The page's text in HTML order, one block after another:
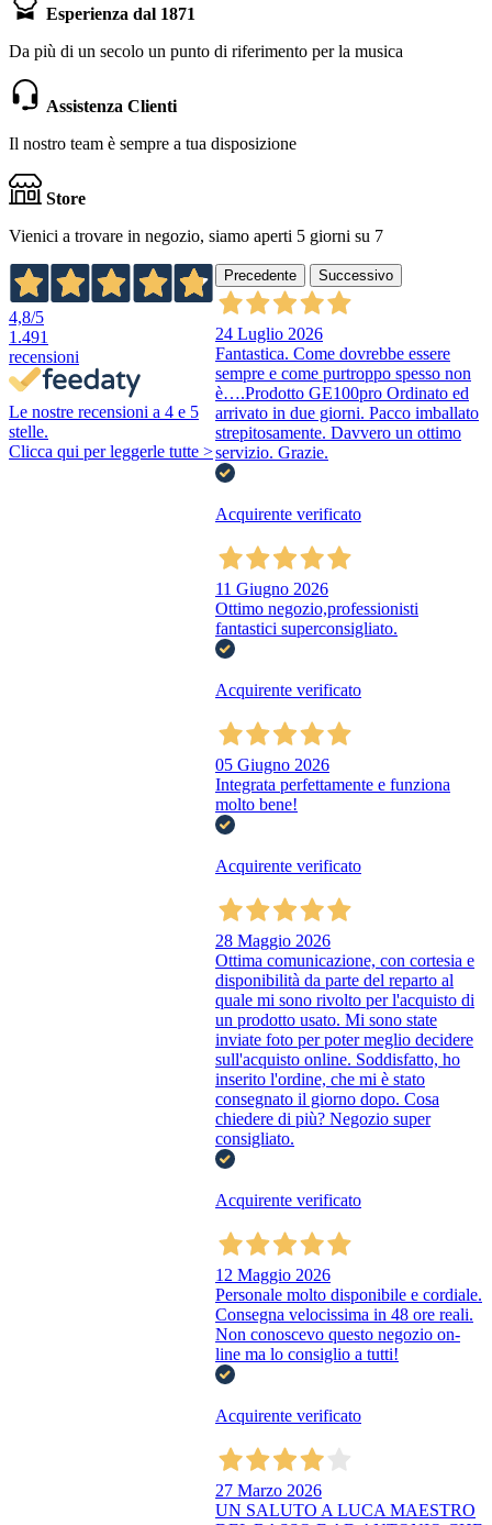
Esperienza dal 1871
Da più di un secolo un punto di riferimento per la musica
Assistenza Clienti
Il nostro team è sempre a tua disposizione
Store
Vienici a trovare in negozio, siamo aperti 5 giorni su 7
4,8/5
1.491
recensioni
Le nostre recensioni a 4 e 5
stelle.
Clicca qui per leggerle tutte >
Precedente Successivo
24 Luglio 2026
Fantastica. Come dovrebbe essere
sempre e come purtroppo spesso non
è….Prodotto GE100pro Ordinato ed
arrivato in due giorni. Pacco imballato
strepitosamente. Davvero un ottimo
servizio. Grazie.
Acquirente verificato
11 Giugno 2026
Ottimo negozio,professionisti
fantastici superconsigliato.
Acquirente verificato
05 Giugno 2026
Integrata perfettamente e funziona
molto bene!
Acquirente verificato
28 Maggio 2026
Ottima comunicazione, con cortesia e
disponibilità da parte del reparto al
quale mi sono rivolto per l'acquisto di
un prodotto usato. Mi sono state
inviate foto per poter meglio decidere
sull'acquisto online. Soddisfatto, ho
inserito l'ordine, che mi è stato
consegnato il giorno dopo. Cosa
chiedere di più? Negozio super
consigliato.
Acquirente verificato
12 Maggio 2026
Personale molto disponibile e cordiale.
Consegna velocissima in 48 ore reali.
Non conoscevo questo negozio on-
line ma lo consiglio a tutti!
Acquirente verificato
27 Marzo 2026
UN SALUTO A LUCA MAESTRO